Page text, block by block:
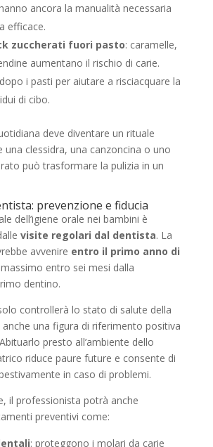
ancora la manualità necessaria
efficace.
zuccherati fuori pasto: caramelle,
aumentano il rischio di carie.
dopo i pasti per aiutare a risciacquare la
di cibo.
deve diventare un rituale
una clessidra, una canzoncina o uno
può trasformare la pulizia in un
prevenzione e fiducia
dell’igiene orale nei bambini è
visite regolari dal dentista. La
avvenire entro il primo anno di
entro sei mesi dalla
dentino.
controllerà lo stato di salute della
una figura di riferimento positiva
presto all’ambiente dello
riduce paure future e consente di
in caso di problemi.
il professionista potrà anche
preventivi come:
: proteggono i molari da carie